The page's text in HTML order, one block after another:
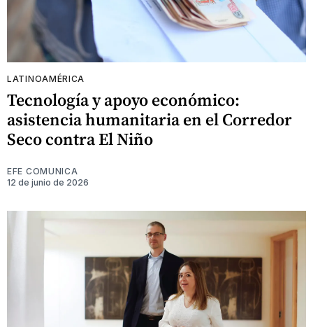
LATINOAMÉRICA
Tecnología y apoyo económico:
asistencia humanitaria en el Corredor
Seco contra El Niño
EFE COMUNICA
12 de junio de 2026